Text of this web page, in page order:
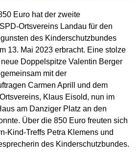
Euro hat der zweite
Ortsvereins Landau für den
des Kinderschutzbundes
13. Mai 2023 erbracht. Eine stolze
Doppelspitze Valentin Berger
mit der
Carmen Aprill und dem
Klaus Eisold, nun im
am Danziger Platz an den
Über die 850 Euro freuten sich
Kind-Treffs Petra Klemens und
des Kinderschutzbundes.